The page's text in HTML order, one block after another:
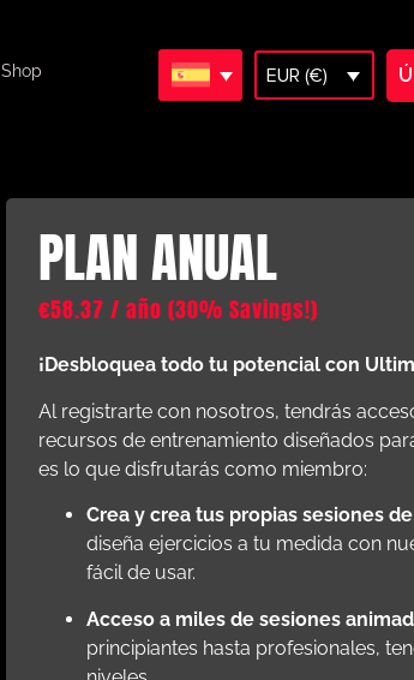
Shop EUR (€)
PLAN ANUAL
€58.37 / año (30% Savings!)
¡Desbloquea todo tu potencial con
Al registrarte con nosotros, tendrás
recursos de entrenamiento diseñados
es lo que disfrutarás como miembro:
Crea y crea tus propias sesiones
diseña ejercicios a tu medida con
fácil de usar.
Acceso a miles de sesiones
principiantes hasta profesionales,